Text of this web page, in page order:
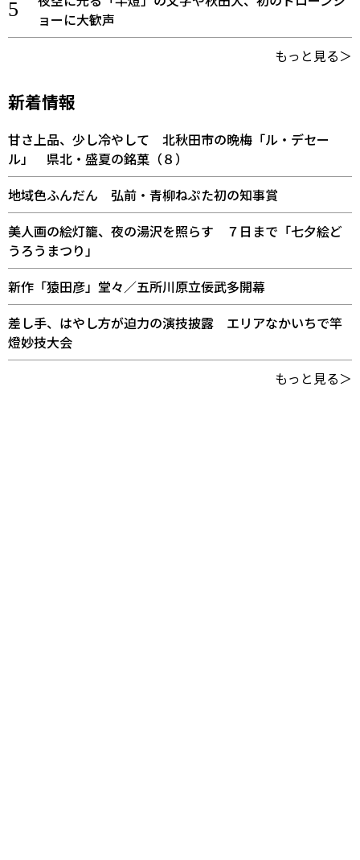
ョーに大歓声
もっと見る＞
新着情報
甘さ上品、少し冷やして 北秋田市の晩梅「ル・デセー
ル」 県北・盛夏の銘菓（８）
地域色ふんだん 弘前・青柳ねぷた初の知事賞
美人画の絵灯籠、夜の湯沢を照らす ７日まで「七夕絵ど
うろうまつり」
新作「猿田彦」堂々／五所川原立佞武多開幕
差し手、はやし方が迫力の演技披露 エリアなかいちで竿
燈妙技大会
もっと見る＞